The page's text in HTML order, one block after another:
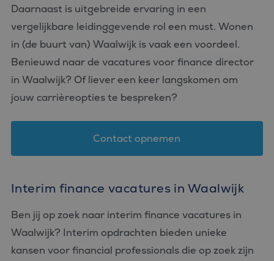
Daarnaast is uitgebreide ervaring in een
vergelijkbare leidinggevende rol een must. Wonen
in (de buurt van) Waalwijk is vaak een voordeel.
Benieuwd naar de vacatures voor finance director
in Waalwijk? Of liever een keer langskomen om
jouw carrièreopties te bespreken?
Contact opnemen
Interim finance vacatures in Waalwijk
Ben jij op zoek naar interim finance vacatures in
Waalwijk? Interim opdrachten bieden unieke
kansen voor financial professionals die op zoek zijn